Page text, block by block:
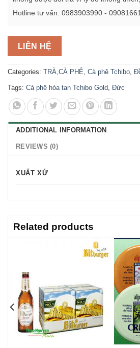
Hotline tư vấn: 0983903990 -
LIÊN HỆ
Categories: TRÀ,CÀ PHÊ, Cà phê Tchibo,
Tags: Cà phê hòa tan Tchibo Gold, Đức
ADDITIONAL INFORMATION
REVIEWS (0)
XUẤT XỨ
Related products